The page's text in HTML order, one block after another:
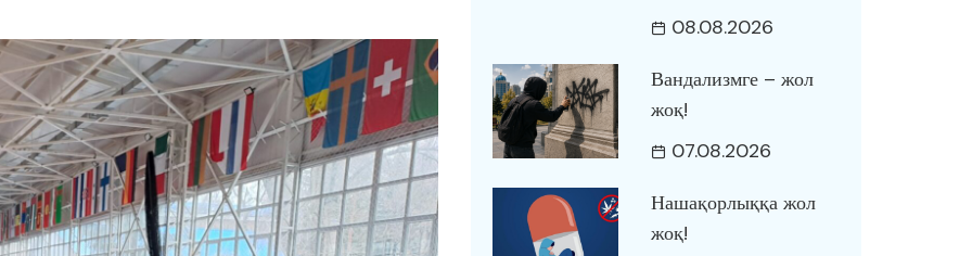
08.08.2026
Вандализмге – жол
жоқ!
07.08.2026
Нашақорлыққа жол
жоқ!